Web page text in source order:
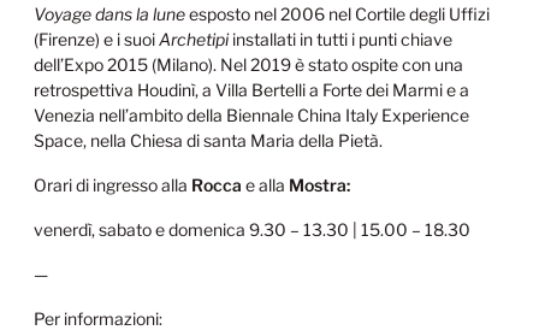
Voyage dans la luneesposto nel 2006 nel Cortile degli Uffizi
(Firenze) e i suoiArchetipiinstallati in tutti i punti chiave
dell’Expo 2015 (Milano). Nel 2019 è stato ospite con una
retrospettiva Houdinì, a Villa Bertelli a Forte dei Marmi e a
Venezia nell’ambito della Biennale China Italy Experience
Space, nella Chiesa di santa Maria della Pietà.
Orari di ingresso alla Rocca e alla Mostra:
venerdì, sabato e domenica 9.30 – 13.30 | 15.00 – 18.30
—
Per informazioni: